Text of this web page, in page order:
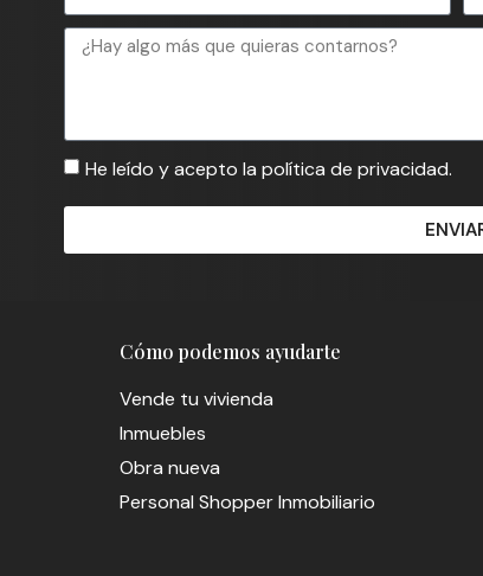
He leído y acepto la política de privacidad.
Cómo podemos ayudarte
Vende tu vivienda
Inmuebles
Obra nueva
Personal Shopper Inmobiliario